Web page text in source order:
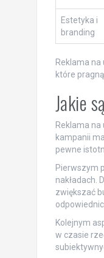
Estetyka i
branding
Reklama
które
Jakie
Reklama
kampanii
pewne
Pierwszym
nakładach.
zwiększać
Kolejnym
w czasie